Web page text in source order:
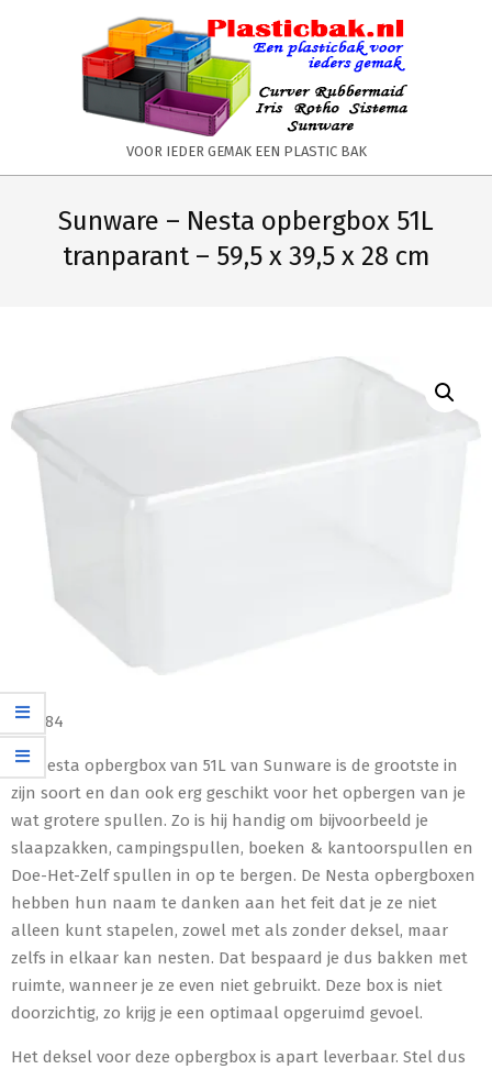
PLASTICBAK.NL
VOOR IEDER GEMAK EEN PLASTIC BAK
Navigation
NavigationSunware – Nesta opbergbox 51L
tranparant – 59,5 x 39,5 x 28 cm
€20,84
De Nesta opbergbox van 51L van Sunware is de grootste in
zijn soort en dan ook erg geschikt voor het opbergen van je
wat grotere spullen. Zo is hij handig om bijvoorbeeld je
slaapzakken, campingspullen, boeken & kantoorspullen en
Doe-Het-Zelf spullen in op te bergen. De Nesta opbergboxen
hebben hun naam te danken aan het feit dat je ze niet
alleen kunt stapelen, zowel met als zonder deksel, maar
zelfs in elkaar kan nesten. Dat bespaard je dus bakken met
ruimte, wanneer je ze even niet gebruikt. Deze box is niet
doorzichtig, zo krijg je een optimaal opgeruimd gevoel.
Het deksel voor deze opbergbox is apart leverbaar. Stel dus